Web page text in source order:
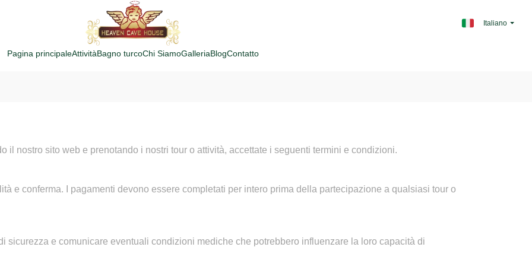
Italiano
Pagina principaleAttivitàBagno turcoChi SiamoGalleriaBlogContatto
il nostro sito web e prenotando i nostri tour o attività, accettate i seguenti termini e condizioni.
e conferma. I pagamenti devono essere completati per intero prima della partecipazione a qualsiasi tour o
sicurezza e comunicare eventuali condizioni mediche che potrebbero influenzare la loro capacità di